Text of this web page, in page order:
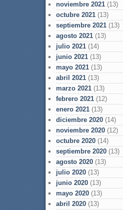
noviembre 2021(13)
octubre 2021(13)
septiembre 2021(13)
agosto 2021(13)
julio 2021(14)
junio 2021(13)
mayo 2021(13)
abril 2021(13)
marzo 2021(13)
febrero 2021(12)
enero 2021(13)
diciembre 2020(14)
noviembre 2020(12)
octubre 2020(14)
septiembre 2020(13)
agosto 2020(13)
julio 2020(13)
junio 2020(13)
mayo 2020(13)
abril 2020(13)